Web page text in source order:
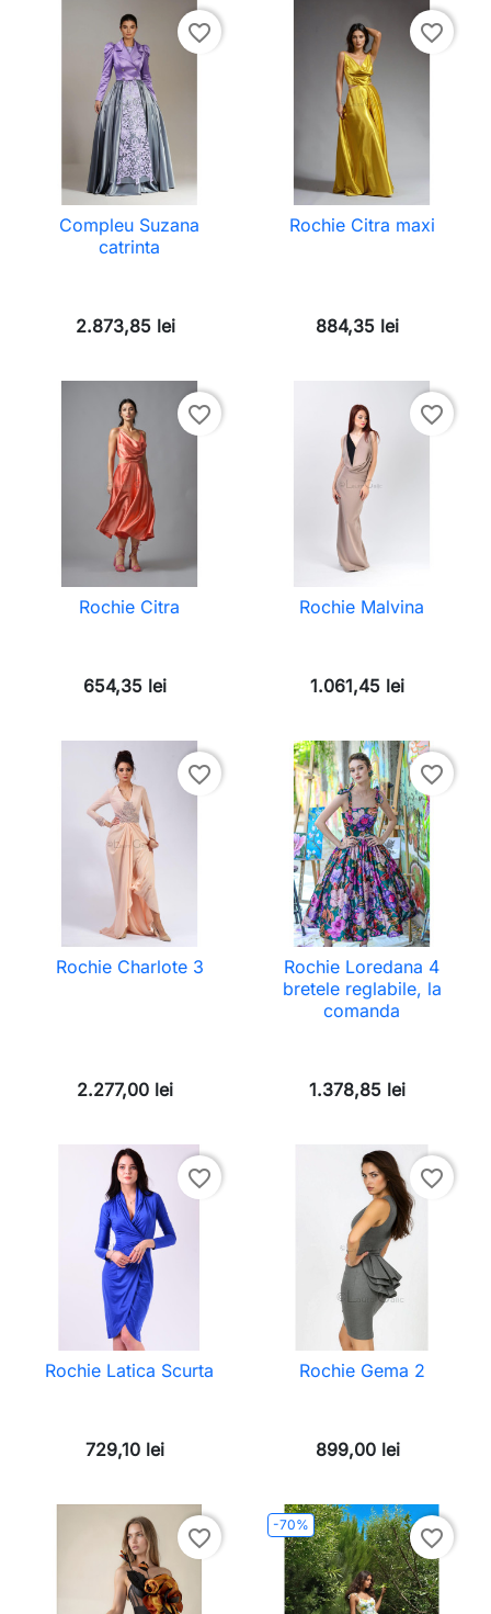
favorite_border
Compleu Suzana
catrinta
2.873,85 lei
favorite_border
Rochie Citra maxi
884,35 lei
favorite_border
Rochie Citra
654,35 lei
favorite_border
Rochie Malvina
1.061,45 lei
favorite_border
Rochie Charlote 3
2.277,00 lei
favorite_border
Rochie Loredana 4
bretele reglabile, la
comanda
1.378,85 lei
favorite_border
Rochie Latica Scurta
729,10 lei
favorite_border
Rochie Gema 2
899,00 lei
favorite_border
-70%
favorite_border